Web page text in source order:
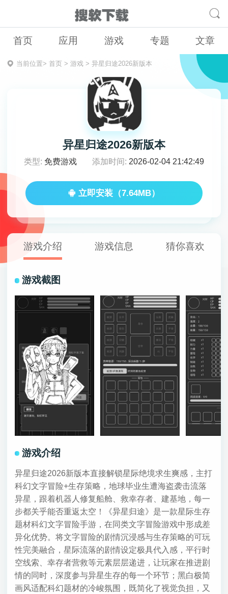
首页 应用 游戏 专题 文章
当前位置> 首页> 游戏> 异星归途2026新版本
异星归途2026新版本
类型: 免费游戏 添加时间: 2026-02-04 21:42:49
立即安装（7.64MB）
游戏介绍 游戏信息 猜你喜欢
游戏截图
游戏介绍
异星归途2026新版本直接解锁星际绝境求生爽感，主打
科幻文字冒险+生存策略，地球毕业生遭海盗袭击流落
异星，跟着机器人修复船舱、救幸存者、建基地，每一
步都关乎能否重返太空！《异星归途》是一款星际生存
题材科幻文字冒险手游，在同类文字冒险游戏中形成差
异化优势。将文字冒险的剧情沉浸感与生存策略的可玩
性完美融合，星际流落的剧情设定极具代入感，平行时
空线索、幸存者营救等元素层层递进，让玩家在推进剧
情的同时，深度参与异星生存的每一个环节；黑白极简
画风适配科幻题材的冷峻氛围，既简化了视觉负担，又